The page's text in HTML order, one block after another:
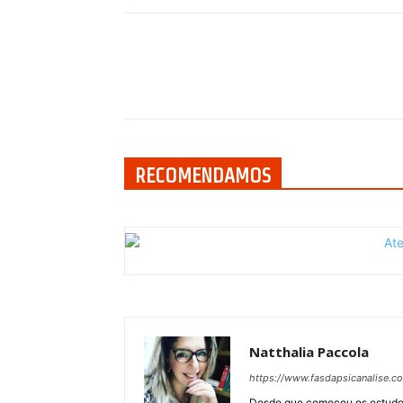
RECOMENDAMOS
Natthalia Paccola
https://